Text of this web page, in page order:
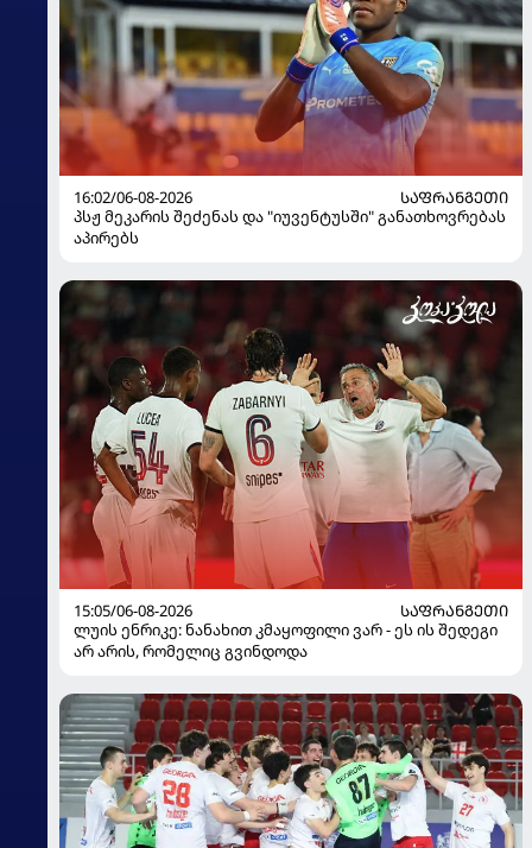
16:02/06-08-2026
ᲡᲐᲤᲠᲐᲜᲒᲔᲗᲘ
პსჟ მეკარის შეძენას და "იუვენტუსში" განათხოვრებას
აპირებს
15:05/06-08-2026
ᲡᲐᲤᲠᲐᲜᲒᲔᲗᲘ
ლუის ენრიკე: ნანახით კმაყოფილი ვარ - ეს ის შედეგი
არ არის, რომელიც გვინდოდა